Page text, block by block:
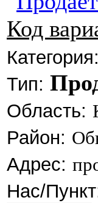
Код
Категория:
Тип:
Область:
Район:
Адрес:
Нас/